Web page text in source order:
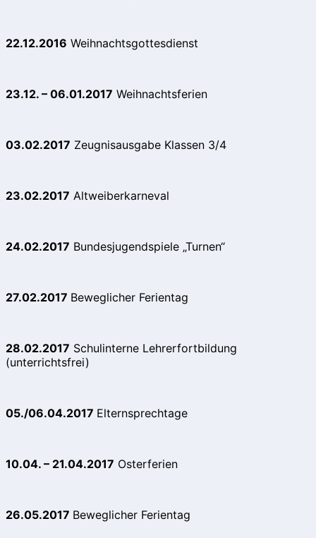
22.12.2016 Weihnachtsgottesdienst
23.12. – 06.01.2017 Weihnachtsferien
03.02.2017 Zeugnisausgabe Klassen 3/4
23.02.2017 Altweiberkarneval
24.02.2017 Bundesjugendspiele „Turnen“
27.02.2017 Beweglicher Ferientag
28.02.2017 Schulinterne Lehrerfortbildung
(unterrichtsfrei)
05./06.04.2017 Elternsprechtage
10.04. – 21.04.2017 Osterferien
26.05.2017 Beweglicher Ferientag